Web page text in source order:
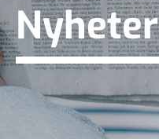
Nyheter